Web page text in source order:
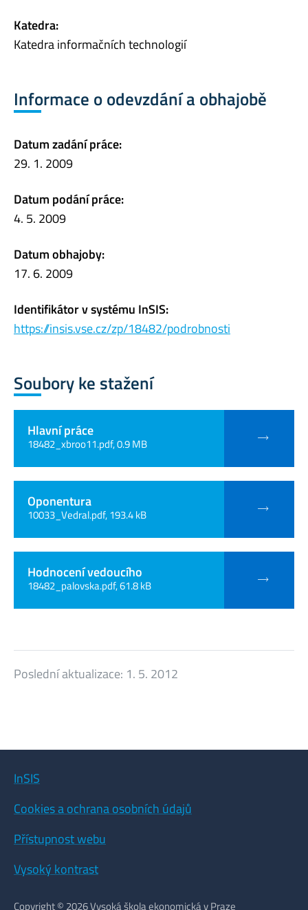
Katedra:
Katedra informačních technologií
Informace o odevzdání a obhajobě
Datum zadání práce:
29. 1. 2009
Datum podání práce:
4. 5. 2009
Datum obhajoby:
17. 6. 2009
Identifikátor v systému InSIS:
https://insis.vse.cz/zp/18482/podrobnosti
Soubory ke stažení
Hlavní práce
18482_xbroo11.pdf, 0.9 MB
Oponentura
10033_Vedral.pdf, 193.4 kB
Hodnocení vedoucího
18482_palovska.pdf, 61.8 kB
Poslední aktualizace: 1. 5. 2012
InSIS
Cookies a ochrana osobních údajů
Přístupnost webu
Vysoký kontrast
Copyright © 2026 Vysoká škola ekonomická v Praze